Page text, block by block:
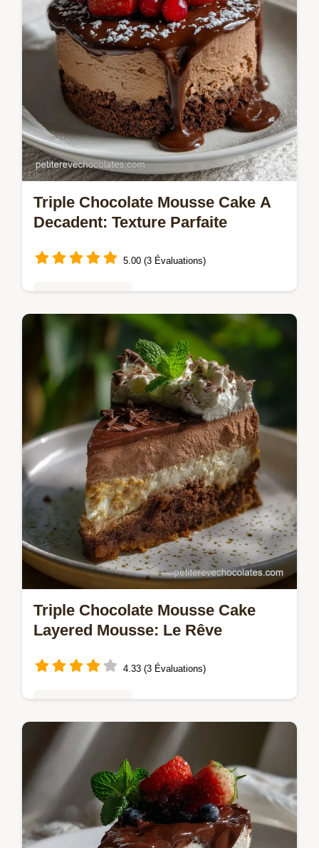
Triple Chocolate Mousse Cake A
Decadent: Texture Parfaite
5.00 (3 Évaluations)
Découvrez la recette du Triple Chocolate
Mousse Cake A Decadent. Trois couches
de velours chocolaté pour un chef-d'œuvre
sophistiqué. Un must!
Triple Chocolate Mousse Cake
Layered Mousse: Le Rêve
4.33 (3 Évaluations)
Découvrez la Recette Gâteau Mousse Triple
Chocolat, un Dessert Chocolat Sophistiqué.
Obtenez la Mousse au Chocolat Recette
parfaite pour ce Gâteau Mousse…